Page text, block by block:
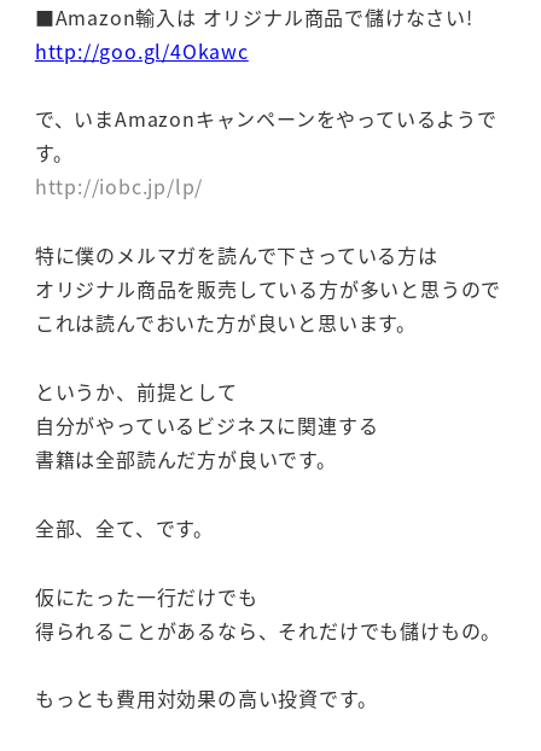
■Amazon輸入は オリジナル商品で儲けなさい!
http://goo.gl/4Okawc
で、いまAmazonキャンペーンをやっているようで
す。
http://iobc.jp/lp/
特に僕のメルマガを読んで下さっている方は
オリジナル商品を販売している方が多いと思うので
これは読んでおいた方が良いと思います。
というか、前提として
自分がやっているビジネスに関連する
書籍は全部読んだ方が良いです。
全部、全て、です。
仮にたった一行だけでも
得られることがあるなら、それだけでも儲けもの。
もっとも費用対効果の高い投資です。